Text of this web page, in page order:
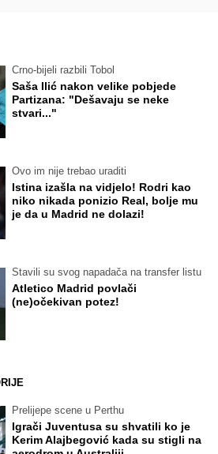
Crno-bijeli razbili Tobol
Saša Ilić nakon velike pobjede
Partizana: "Dešavaju se neke
stvari..."
Ovo im nije trebao uraditi
Istina izašla na vidjelo! Rodri kao
niko nikada ponizio Real, bolje mu
je da u Madrid ne dolazi!
Stavili su svog napadača na transfer listu
Atletico Madrid povlači
(ne)očekivan potez!
Prelijepe scene u Perthu
Igrači Juventusa su shvatili ko je
Kerim Alajbegović kada su stigli na